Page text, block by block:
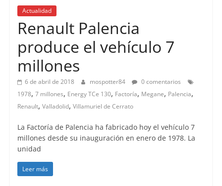
Actualidad
Renault Palencia
produce el vehículo 7
millones
6 de abril de 2018 mospotter84
0 comentarios
1978, 7 millones, Energy TCe 130, Factoría, Megane, Palencia,
Renault, Valladolid, Villamuriel de Cerrato
La Factoría de Palencia ha fabricado hoy el vehículo 7
millones desde su inauguración en enero de 1978. La
unidad
Leer más